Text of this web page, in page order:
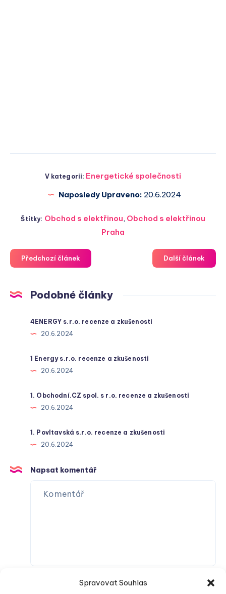
Spravovat Souhlas
V kategorii: Energetické společnosti
Naposledy Upraveno: 20.6.2024
Štítky: Obchod s elektřinou, Obchod s elektřinou
Praha
Předchozí článek Další článek
Podobné články
4ENERGY s.r.o. recenze a zkušenosti
20.6.2024
1 Energy s.r.o. recenze a zkušenosti
20.6.2024
1. Obchodní.CZ spol. s r.o. recenze a zkušenosti
20.6.2024
1. Povltavská s.r.o. recenze a zkušenosti
20.6.2024
Napsat komentář